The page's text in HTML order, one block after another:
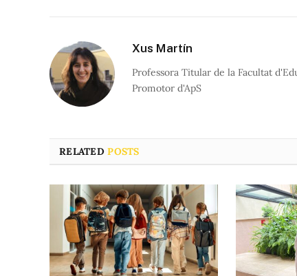
Xus Martín
Professora Titular de la Facultat
Promotor d'ApS
RELATEDPOSTS